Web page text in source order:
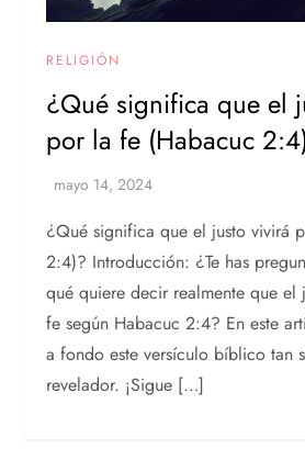
RELIGIÓN
¿Qué significa que el
por la fe (Habacuc
¿Qué significa que el justo vivirá
2:4)? Introducción: ¿Te has
qué quiere decir realmente que el
fe según Habacuc 2:4? En este
a fondo este versículo bíblico tan
revelador. ¡Sigue […]